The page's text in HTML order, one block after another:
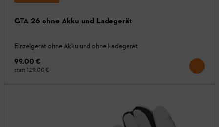
GTA 26 ohne Akku und Ladegerät
Einzelgerät ohne Akku und ohne Ladegerät
99,00 €
statt 129,00 €